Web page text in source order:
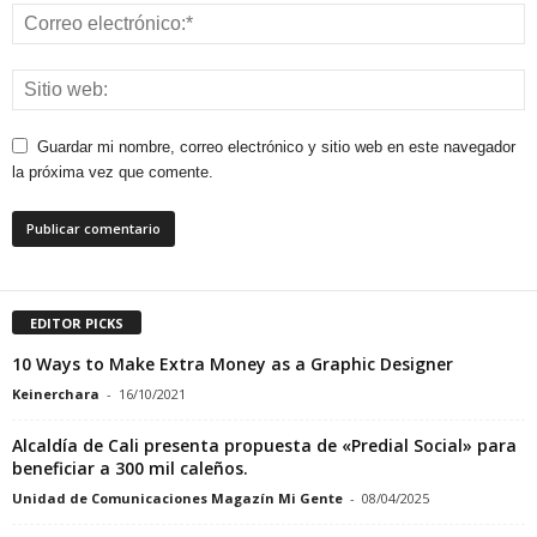
Guardar mi nombre, correo electrónico y sitio web en este navegador
la próxima vez que comente.
EDITOR PICKS
10 Ways to Make Extra Money as a Graphic Designer
Keinerchara - 16/10/2021
Alcaldía de Cali presenta propuesta de «Predial Social» para
beneficiar a 300 mil caleños.
Unidad de Comunicaciones Magazín Mi Gente - 08/04/2025